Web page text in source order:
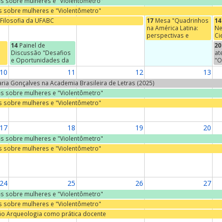
sobre mulheres e "Violentômetro"
da UFABC 17 Mesa "Quadrinhos
na América Latina:
perspectivas e
abordagens"
14
14 Painel de
Discussão "Desafios
e Oportunidades da
Destinação Adequada
de Resíduos Sólidos"
20
10 11 12 13
Gonçalves na Academia Brasileira de Letras (2025)
sobre mulheres e "Violentômetro"
sobre mulheres e "Violentômetro"
17 18 19 20
sobre mulheres e "Violentômetro"
sobre mulheres e "Violentômetro"
24 25 26 27
sobre mulheres e "Violentômetro"
sobre mulheres e "Violentômetro"
Arqueologia como prática docente